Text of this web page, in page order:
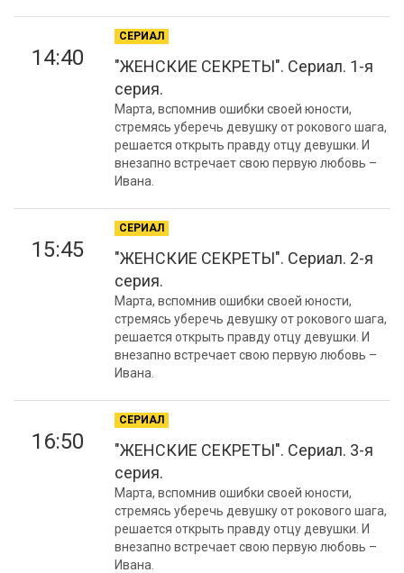
14:40
СЕРИАЛ
"ЖЕНСКИЕ СЕКРЕТЫ". Сериал. 1-я
серия.
Марта, вспомнив ошибки своей юности,
стремясь уберечь девушку от рокового шага,
решается открыть правду отцу девушки. И
внезапно встречает свою первую любовь –
Ивана.
15:45
СЕРИАЛ
"ЖЕНСКИЕ СЕКРЕТЫ". Сериал. 2-я
серия.
Марта, вспомнив ошибки своей юности,
стремясь уберечь девушку от рокового шага,
решается открыть правду отцу девушки. И
внезапно встречает свою первую любовь –
Ивана.
16:50
СЕРИАЛ
"ЖЕНСКИЕ СЕКРЕТЫ". Сериал. 3-я
серия.
Марта, вспомнив ошибки своей юности,
стремясь уберечь девушку от рокового шага,
решается открыть правду отцу девушки. И
внезапно встречает свою первую любовь –
Ивана.